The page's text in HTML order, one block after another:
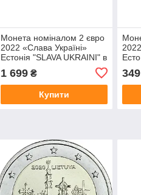
Монета номіналом 2 євро
2022 «Слава Україні»
Естонія "SLAVA UKRAINI" в
1 699₴
Купити
349